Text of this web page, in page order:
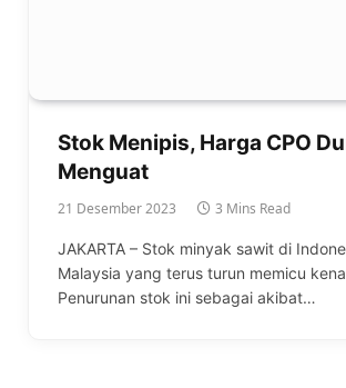
Stok Menipis, Harga CPO
Menguat
21 Desember 2023 3 Mins Read
JAKARTA – Stok minyak sawit di
Malaysia yang terus turun memicu
Penurunan stok ini sebagai akibat…